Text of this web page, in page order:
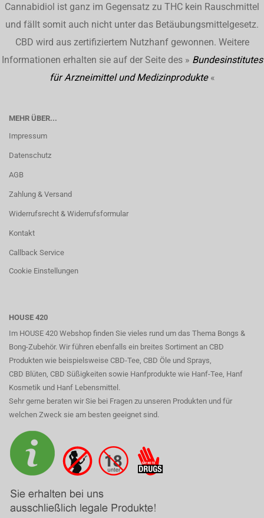
Cannabidiol ist ganz im Gegensatz zu THC kein Rauschmittel
und fällt somit auch nicht unter das Betäubungsmittelgesetz.
CBD wird aus zertifiziertem Nutzhanf gewonnen. Weitere
Informationen erhalten sie auf der Seite des » Bundesinstitutes
für Arzneimittel und Medizinprodukte«
MEHR ÜBER...
Impressum
Datenschutz
AGB
Zahlung & Versand
Widerrufsrecht & Widerrufsformular
Kontakt
Callback Service
Cookie Einstellungen
HOUSE 420
Im HOUSE 420 Webshop finden Sie vieles rund um das Thema Bongs &
Bong-Zubehör. Wir führen ebenfalls ein breites Sortiment an CBD
Produkten wie beispielsweise CBD-Tee, CBD Öle und Sprays,
CBD Blüten, CBD Süßigkeiten sowie Hanfprodukte wie Hanf-Tee, Hanf
Kosmetik und Hanf Lebensmittel.
Sehr gerne beraten wir Sie bei Fragen zu unseren Produkten und für
welchen Zweck sie am besten geeignet sind.